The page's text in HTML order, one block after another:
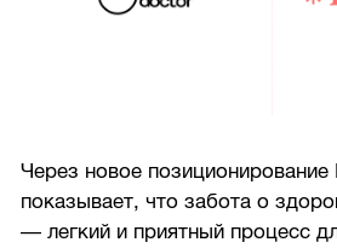
Через новое
показывает, что забота о
— легкий и приятный процесс